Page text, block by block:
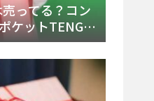
ってる？コン
ケットTENGA
舗と陳列場所